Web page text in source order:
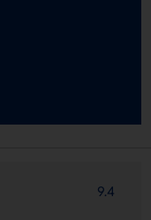
9.4